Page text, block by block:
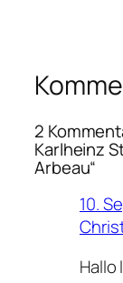
2
Karlheinz
Arbeau“
10.
Hallo